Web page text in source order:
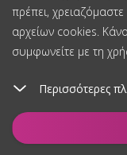
πρέπει,
αρχείων cookies.
συμφωνείτε με τη
Περισσότερες